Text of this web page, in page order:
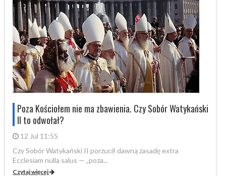
Poza Kościołem nie ma zbawienia. Czy Sobór Watykański
II to odwołał?
12 Jul 11:55
Czy Sobór Watykański II porzucił dawną zasadę extra
Ecclesiam nulla salus — „poza...
Czytaj więcej